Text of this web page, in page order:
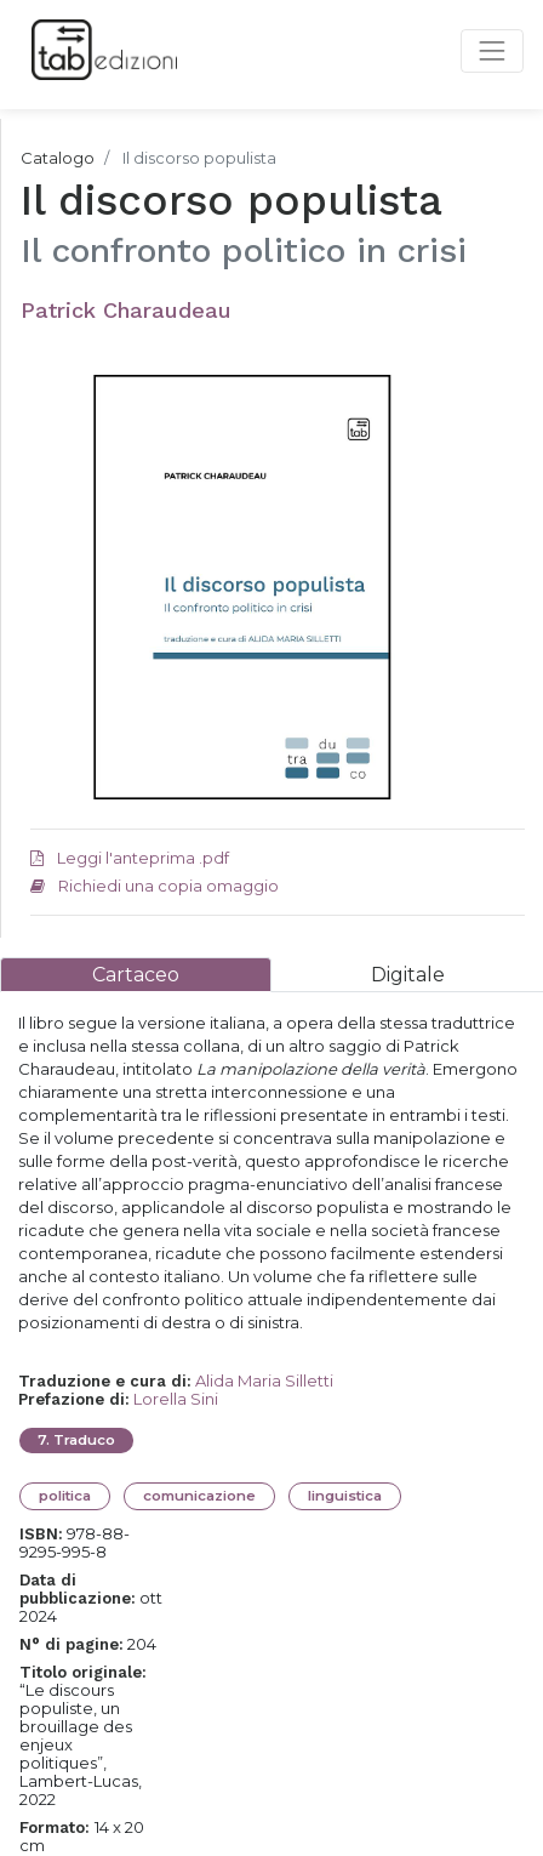
Catalogo Il discorso populista
Il discorso populista
Il confronto politico in crisi
Patrick Charaudeau
Leggi l'anteprima .pdf
Richiedi una copia omaggio
Cartaceo Digitale
Il libro segue la versione italiana, a opera della stessa traduttrice
e inclusa nella stessa collana, di un altro saggio di Patrick
Charaudeau, intitolato La manipolazione della verità . Emergono
chiaramente una stretta interconnessione e una
complementarità tra le riflessioni presentate in entrambi i testi.
Se il volume precedente si concentrava sulla manipolazione e
sulle forme della post-verità, questo approfondisce le ricerche
relative all’approccio pragma-enunciativo dell’analisi francese
del discorso, applicandole al discorso populista e mostrando le
ricadute che genera nella vita sociale e nella società francese
contemporanea, ricadute che possono facilmente estendersi
anche al contesto italiano. Un volume che fa riflettere sulle
derive del confronto politico attuale indipendentemente dai
posizionamenti di destra o di sinistra.
Traduzione e cura di: Alida Maria Silletti
Prefazione di: Lorella Sini
7. Traduco
politica comunicazione linguistica
ISBN: 978-88-
9295-995-8
Data di
pubblicazione: ott
2024
N° di pagine: 204
Titolo originale:
“Le discours
populiste, un
brouillage des
enjeux
politiques”,
Lambert-Lucas,
2022
Formato: 14 x 20
cm